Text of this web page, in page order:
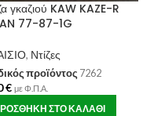
γκαζιού KAW KAZE-R
77-87-1G
, Ντίζες
προϊόντος 7262
€ με Φ.Π.Α.
ΣΤΟ ΚΑΛΆΘΙ